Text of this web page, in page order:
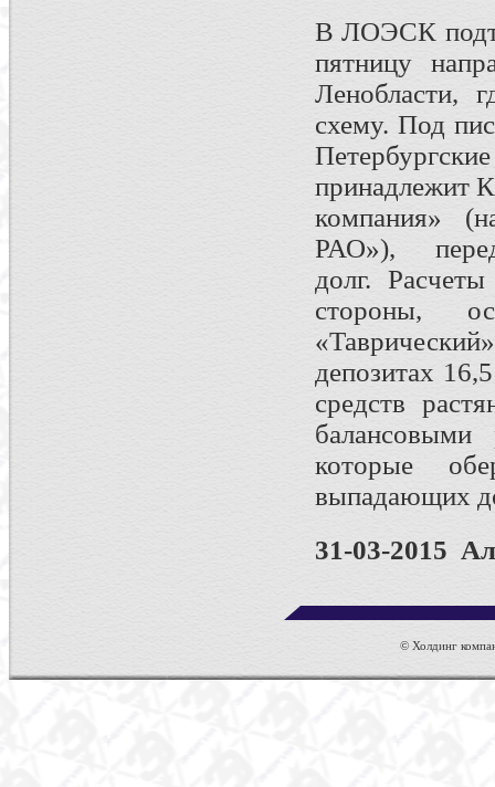
В ЛОЭСК
пятницу
Ленобласти,
схему. Под
принадлежит
компания»
РАО»),
долг.
стороны,
депозитах
средств
которые
выпадающих
31-03-2015
© Холдинг